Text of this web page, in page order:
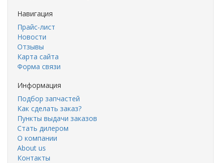
Навигация
Прайс-лист
Новости
Отзывы
Карта сайта
Форма связи
Информация
Подбор запчастей
Как сделать заказ?
Пункты выдачи заказов
Стать дилером
О компании
About us
Контакты